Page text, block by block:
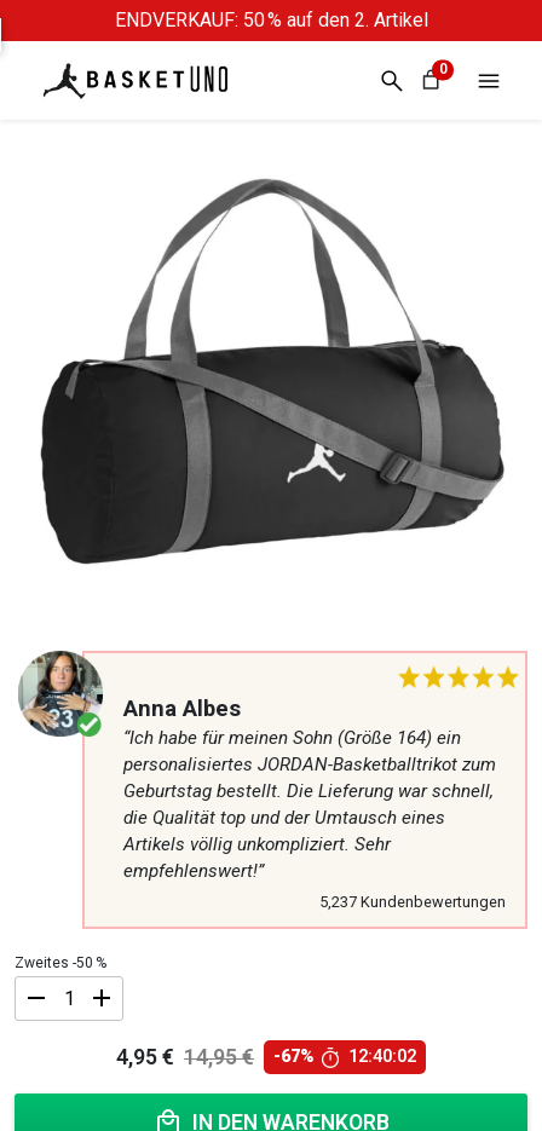
ENDVERKAUF: 50 % auf den 2. Artikel
0
Anna Albes
“Ich habe für meinen Sohn (Größe 164) ein
personalisiertes JORDAN-Basketballtrikot zum
Geburtstag bestellt. Die Lieferung war schnell,
die Qualität top und der Umtausch eines
Artikels völlig unkompliziert. Sehr
empfehlenswert!”
5,237 Kundenbewertungen
Zweites -50 %
14,95€
Ursprünglicher
4,95€
Aktueller
-67% 12:40:02
IN DEN WARENKORB